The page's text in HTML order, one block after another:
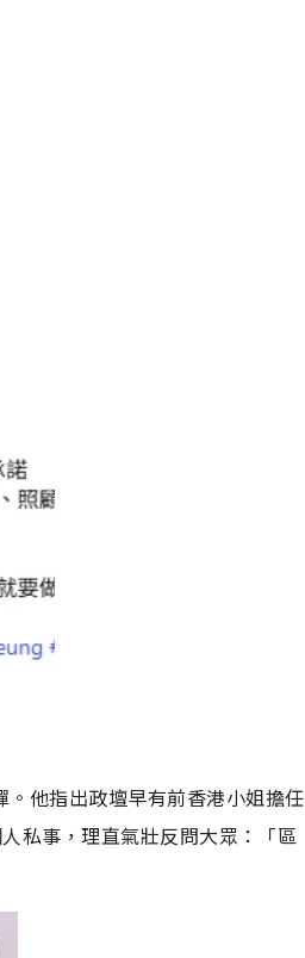
他指出政壇早有前香港小姐擔任
私事，理直氣壯反問大眾：「區